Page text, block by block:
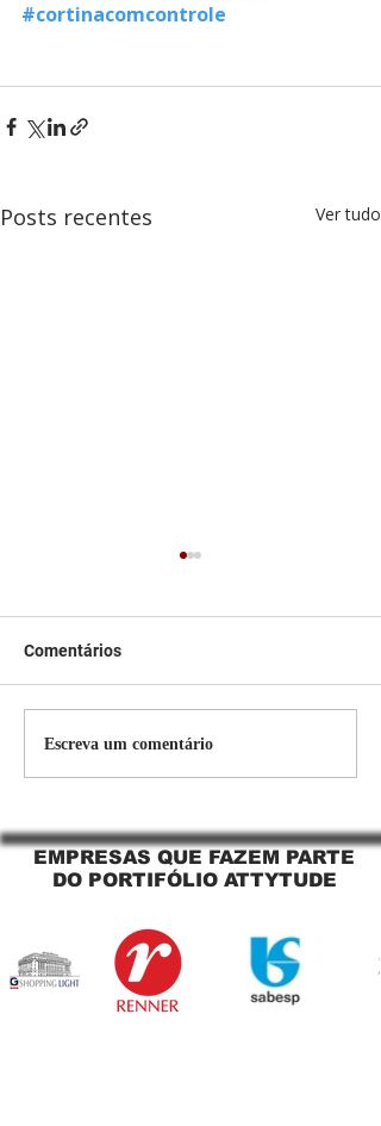
#cortinacomcontrole
Posts recentes Ver tudo
Persiana Rolo Tela Solar:
O Segredo para uma
Comentários
Escreva um comentário
EMPRESAS QUE FAZEM PARTE
DO PORTIFÓLIO ATTYTUDE